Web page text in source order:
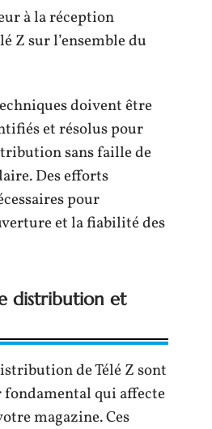
à la réception
Z sur l’ensemble du
doivent être
et résolus pour
sans faille de
Des efforts
pour
et la fiabilité des
distribution et
de Télé Z sont
qui affecte
magazine. Ces